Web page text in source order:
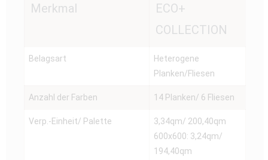
Merkmal
ECO+
COLLECTION
Belagsart
Heterogene
Planken/Fliesen
Anzahl der Farben 14 Planken/ 6 Fliesen
Verp.-Einheit/ Palette
3,34qm/ 200,40qm
600x600: 3,24qm/
194,40qm